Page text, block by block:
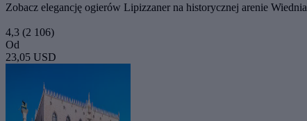
Zobacz elegancję ogierów Lipizzaner na historycznej arenie Wiednia
4,3 (2 106)
Od
23,05 USD